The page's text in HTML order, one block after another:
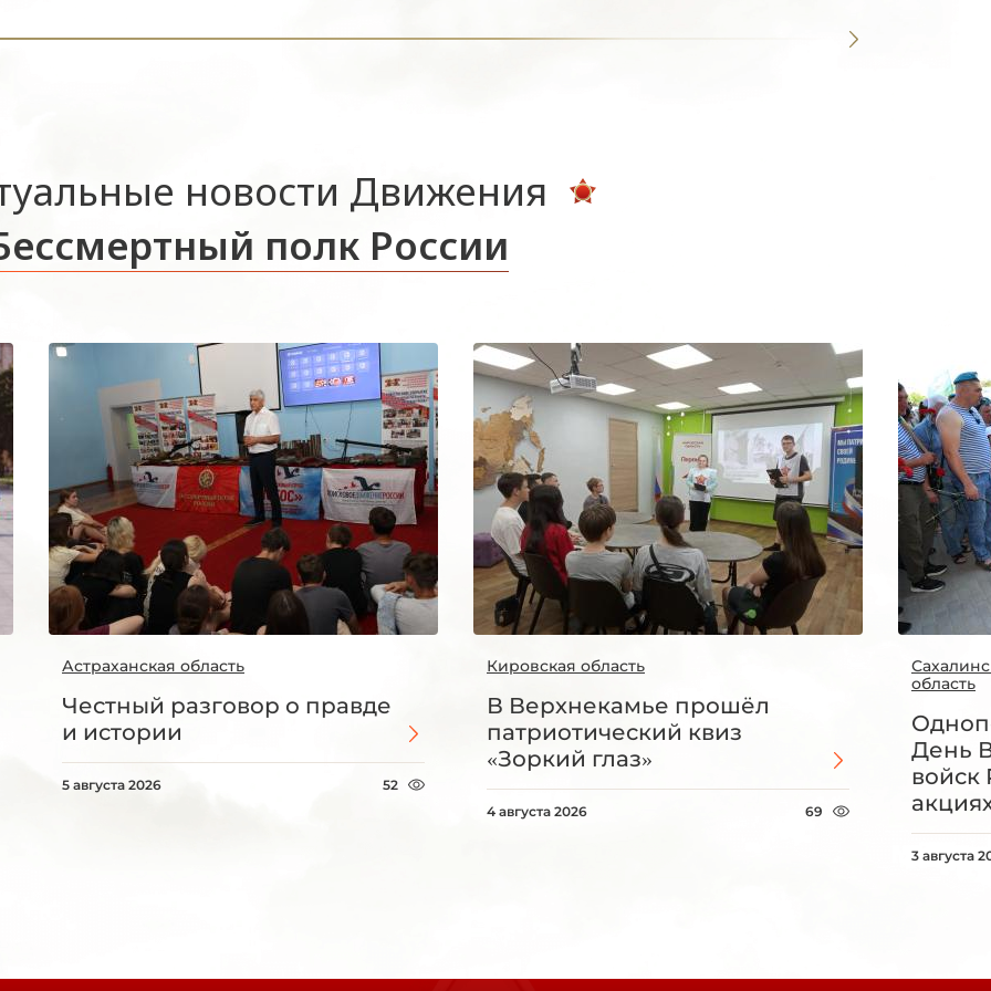
новости Движения
полк России
Астраханская область
Честный разговор о правде
и истории
5 августа 2026 52
Кировская область
В Верхнекамье прошёл
патриотический квиз
«Зоркий глаз»
4 августа 2026 69
область
День
войск
3 августа